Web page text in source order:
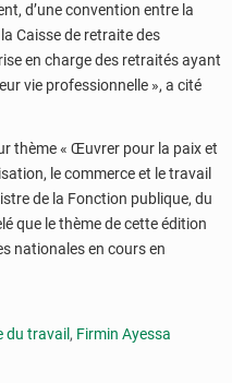
d’une convention entre la
Caisse de retraite des
en charge des retraités ayant
vie professionnelle », a cité
thème « Œuvrer pour la paix et
le commerce et le travail
de la Fonction publique, du
que le thème de cette édition
nationales en cours en
du travail , Firmin Ayessa